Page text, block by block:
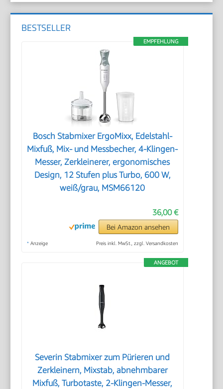
BESTSELLER
EMPFEHLUNG
Bosch Stabmixer ErgoMixx, Edelstahl-
Mixfuß, Mix- und Messbecher, 4-Klingen-
Messer, Zerkleinerer, ergonomisches
Design, 12 Stufen plus Turbo, 600 W,
weiß/grau, MSM66120
36,00 €
Bei Amazon ansehen
* Anzeige Preis inkl. MwSt., zzgl. Versandkosten
ANGEBOT
Severin Stabmixer zum Pürieren und
Zerkleinern, Mixstab, abnehmbarer
Mixfuß, Turbotaste, 2-Klingen-Messer,